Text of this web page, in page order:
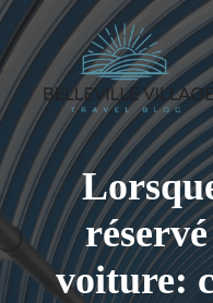
Aller
au
contenu
voiture: